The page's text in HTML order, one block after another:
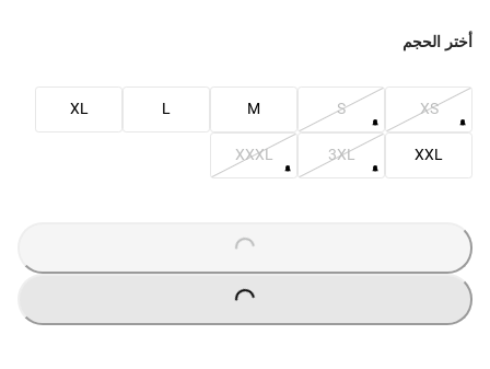
أختر الحجم
XS
S
M
L
XL
XXL
3XL
XXXL
L
.
L
.